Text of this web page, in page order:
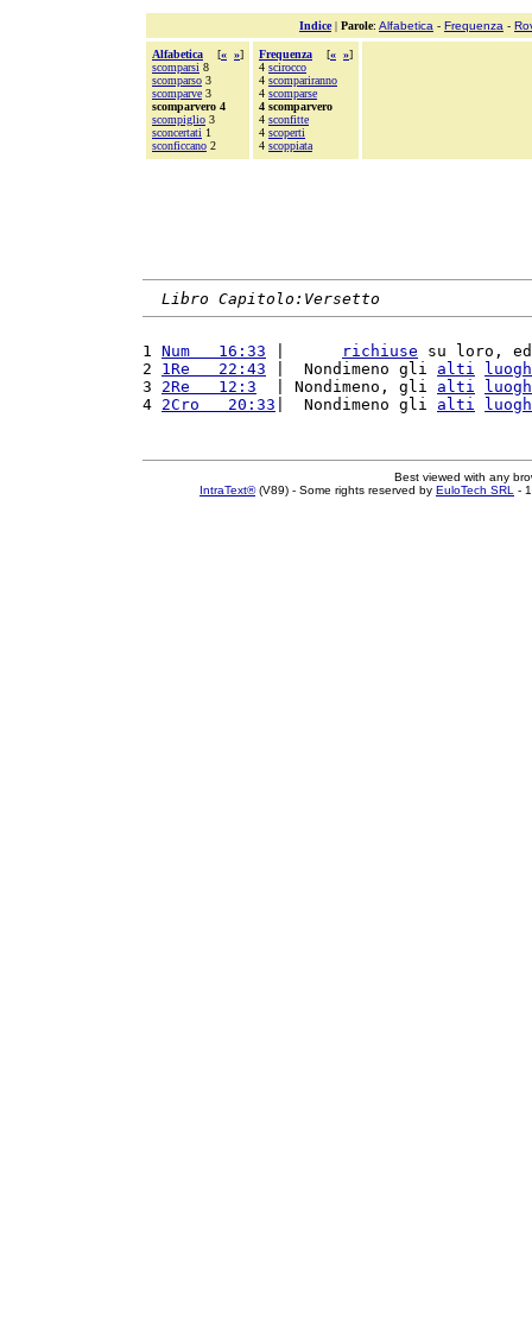
Indice| Parole: Alfabetica - Frequenza -
Alfabetica [« »]
scomparsi 8
scomparso 3
scomparve 3
scomparvero 4
scompiglio 3
sconcertati 1
sconficcano 2
Frequenza [« »]
4 scirocco
4 scompariranno
4 scomparse
4 scomparvero
4 sconfitte
4 scoperti
4 scoppiata
Libro Capitolo:Versetto
1 Num   16:33 richiuse su loro,
2 1Re   22:43 |  Nondimeno gli alti
3 2Re   12:3
  | Nondimeno, gli
alti
4 2Cro   20:33 |  Nondimeno gli alti
Best viewed with any
IntraText®(V89) - Some rights reserved by EuloTech SRL -